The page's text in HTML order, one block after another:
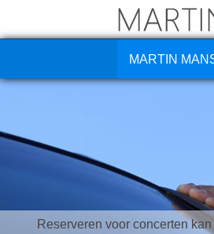
MARTIN
Reserveren voor concerten